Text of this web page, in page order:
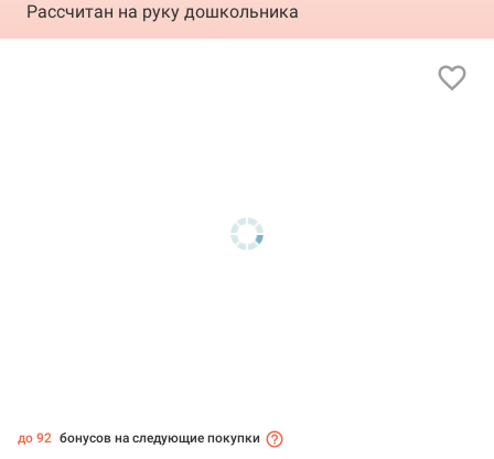
Рассчитан на руку дошкольника
до 92 бонусов на следующие покупки